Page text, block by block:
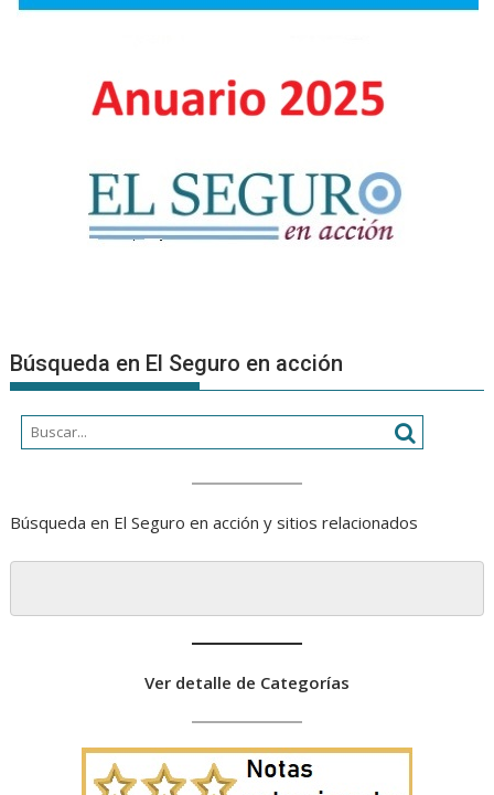
Búsqueda en El Seguro en acción
Búsqueda en El Seguro en acción y sitios relacionados
Ver detalle de Categorías